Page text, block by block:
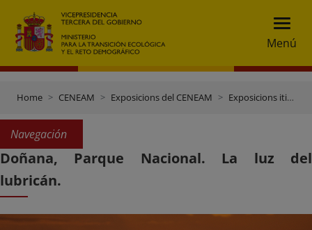
Menú
Home CENEAM Exposicions del CENEAM Exposicions itinerants
Navegación
Doñana, Parque Nacional. La luz del
lubricán.